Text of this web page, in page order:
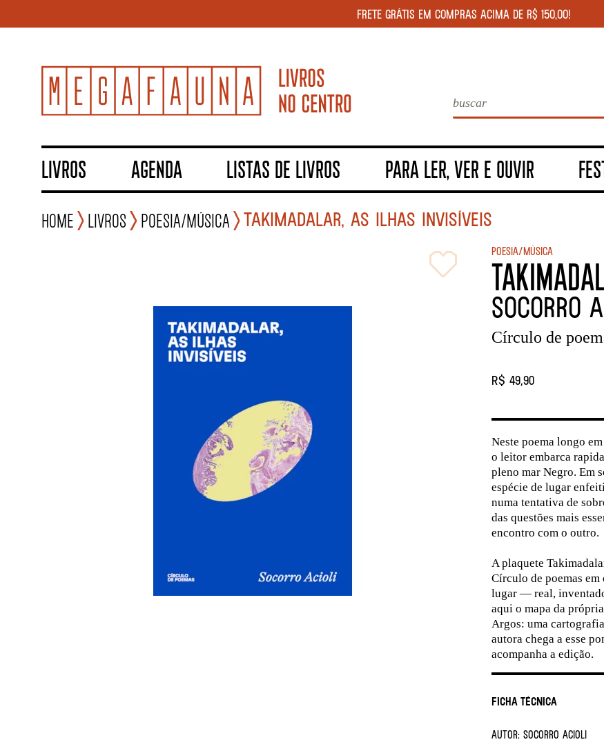
FRETE GRÁTIS EM COMPRAS ACIMA DE R$ 150,00!
LIVROS AGENDA LISTAS DE LIVROS PARA LER, VER E OUVIR
Home Livros Poesia/Música TAKIMADALAR, AS ILHAS INVISÍVEIS
Poesia/Música
Socorro
Círculo de
R$ 49,90
Ficha Técnica
AUTOR: Socorro Acioli
Neste poema longo
o leitor embarca
pleno mar Negro. Em
espécie de lugar
numa tentativa de
das questões mais
encontro com o outro.
A plaquete
Círculo de poemas em
lugar — real,
aqui o mapa da
Argos: uma
autora chega a esse
acompanha a edição.